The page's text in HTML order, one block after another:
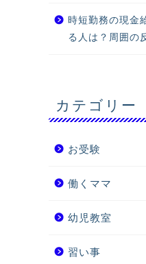
時短勤務の現金
る人は？周囲の
カテゴリー
お受験
働くママ
幼児教室
習い事